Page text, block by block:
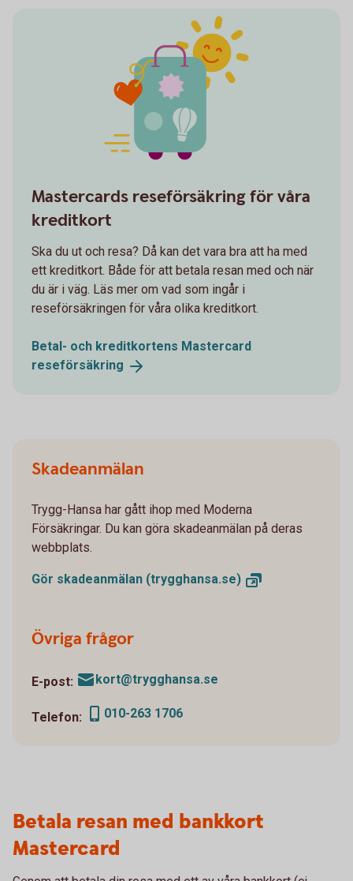
Mastercards reseförsäkring för våra
kreditkort
Ska du ut och resa? Då kan det vara bra att ha med
ett kreditkort. Både för att betala resan med och när
du är i väg. Läs mer om vad som ingår i
reseförsäkringen för våra olika kreditkort.
Betal- och kreditkortens Mastercard
reseförsäkring
Skadeanmälan
Trygg-Hansa har gått ihop med Moderna
Försäkringar. Du kan göra skadeanmälan på deras
webbplats.
Gör skadeanmälan (trygghansa.se)
Övriga frågor
E-post: kort@trygghansa.se
Telefon: 010-263 1706
Betala resan med bankkort
Mastercard